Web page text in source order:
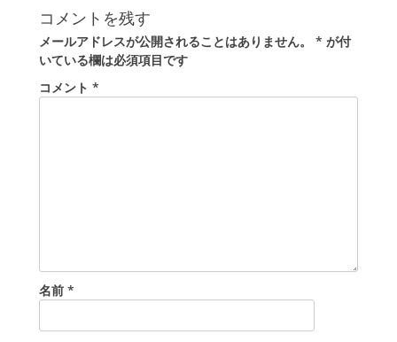
ビ
ゲ
ー
シ
ョ
稿:コメントを残す
メールアドレスが公開されることはありません。 * が付
いている欄は必須項目です
コメント *
名前 *